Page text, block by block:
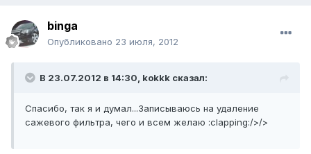
binga
Опубликовано 23 июля, 2012
В 23.07.2012 в 14:30, kokkk сказал:
Спасибо, так я и думал...Записываюсь на удаление
сажевого фильтра, чего и всем желаю :clapping:/>/>